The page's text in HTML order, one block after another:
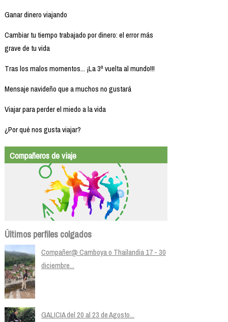
Ganar dinero viajando
Cambiar tu tiempo trabajado por dinero: el error más
grave de tu vida
Tras los malos momentos... ¡La 3ª vuelta al mundo!!!
Mensaje navideño que a muchos no gustará
Viajar para perder el miedo a la vida
¿Por qué nos gusta viajar?
Compañeros de viaje
Últimos perfiles colgados
Compañer@ Camboya o Thailandia 17 - 30
diciembre...
GALICIA del 20 al 23 de Agosto...